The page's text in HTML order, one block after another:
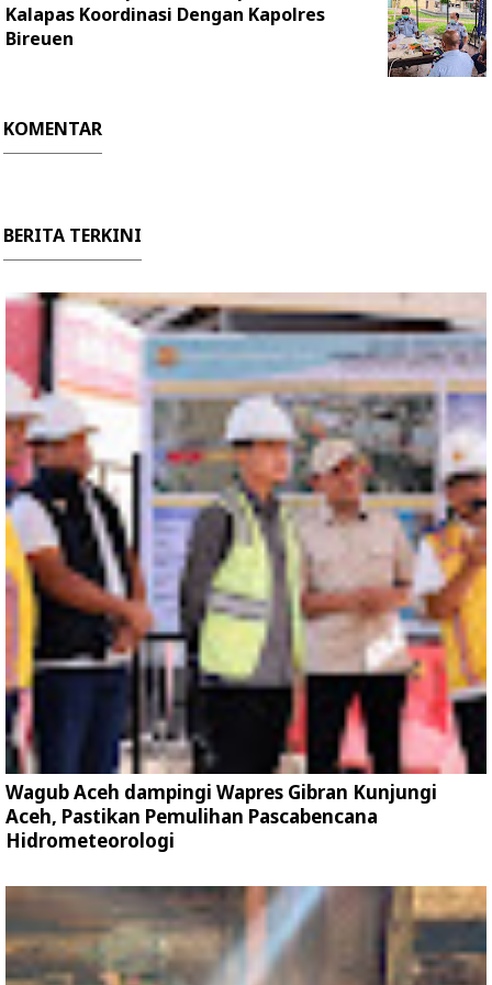
Kalapas Koordinasi Dengan Kapolres
Bireuen
KOMENTAR
BERITA TERKINI
Wagub Aceh dampingi Wapres Gibran Kunjungi
Aceh, Pastikan Pemulihan Pascabencana
Hidrometeorologi